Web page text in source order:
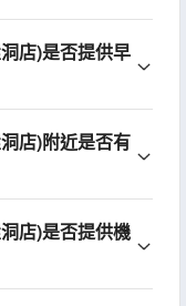
店)是否提供早
店)附近是否有
店)是否提供機